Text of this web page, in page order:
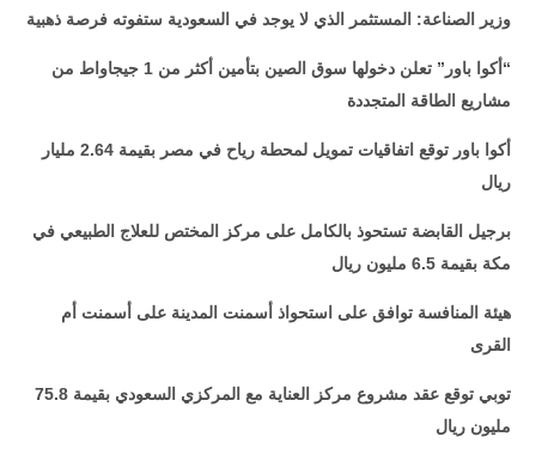
وزير الصناعة: المستثمر الذي لا يوجد في السعودية ستفوته فرصة ذهبية
“
أكوا باور” تعلن دخولها سوق الصين بتأمين أكثر من 1 جيجاواط من
مشاريع الطاقة المتجددة
أكوا باور توقع اتفاقيات تمويل لمحطة رياح في مصر بقيمة 2.64 مليار
ريال
برجيل القابضة تستحوذ بالكامل على مركز المختص للعلاج الطبيعي في
مكة بقيمة 6.5 مليون ريال
هيئة المنافسة توافق على استحواذ أسمنت المدينة على أسمنت أم
القرى
توبي توقع عقد مشروع مركز العناية مع المركزي السعودي بقيمة 75.8
مليون ريال